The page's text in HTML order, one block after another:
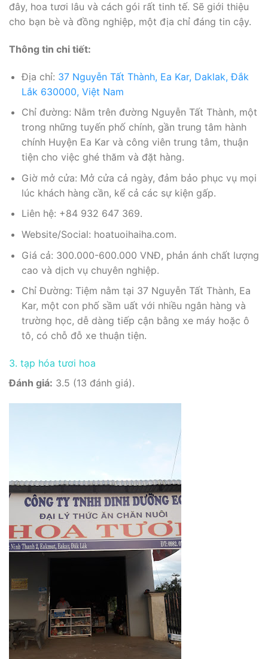
đây, hoa tươi lâu và cách gói rất tinh tế. Sẽ giới thiệu
cho bạn bè và đồng nghiệp, một địa chỉ đáng tin cậy.
Thông tin chi tiết:
Địa chỉ: 37 Nguyễn Tất Thành, Ea Kar, Daklak, Đắk
Lắk 630000, Việt Nam
Chỉ đường: Nằm trên đường Nguyễn Tất Thành, một
trong những tuyến phố chính, gần trung tâm hành
chính Huyện Ea Kar và công viên trung tâm, thuận
tiện cho việc ghé thăm và đặt hàng.
Giờ mở cửa: Mở cửa cả ngày, đảm bảo phục vụ mọi
lúc khách hàng cần, kể cả các sự kiện gấp.
Liên hệ: +84 932 647 369.
Website/Social: hoatuoihaiha.com.
Giá cả: 300.000-600.000 VNĐ, phản ánh chất lượng
cao và dịch vụ chuyên nghiệp.
Chỉ Đường: Tiệm nằm tại 37 Nguyễn Tất Thành, Ea
Kar, một con phố sầm uất với nhiều ngân hàng và
trường học, dễ dàng tiếp cận bằng xe máy hoặc ô
tô, có chỗ đỗ xe thuận tiện.
3. tạp hóa tươi hoa
Đánh giá: 3.5 (13 đánh giá).